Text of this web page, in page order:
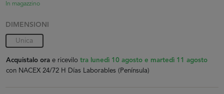
In magazzino
DIMENSIONI
Unica
Acquistalo orae ricevilo tra lunedì 10 agosto e martedì 11 agosto
con NACEX 24/72 H Días Laborables (Península)